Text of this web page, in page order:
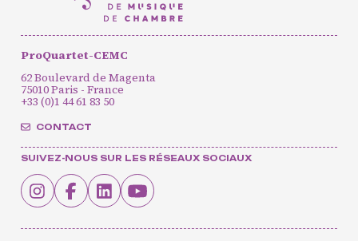
ProQuartet-CEMC
62 Boulevard de Magenta
75010 Paris - France
+33 (0)1 44 61 83 50
CONTACT
SUIVEZ-NOUS SUR LES RÉSEAUX SOCIAUX